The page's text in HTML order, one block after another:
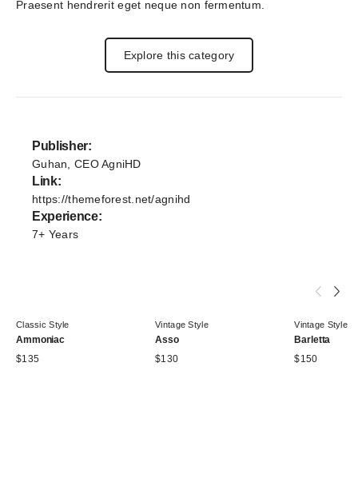
Praesent hendrerit eget neque non fermentum.
Explore this category
Publisher:
Guhan, CEO AgniHD
Link:
https://themeforest.net/agnihd
Experience:
7+ Years
Classic Style
Ammoniac
$135
Vintage Style
Asso
$130
Vintage Style
Barletta
$150